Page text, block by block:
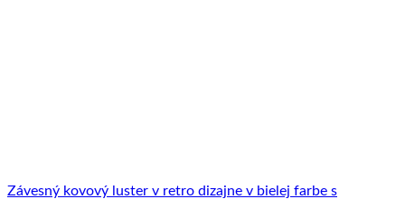
Závesný kovový luster v retro dizajne v bielej farbe s